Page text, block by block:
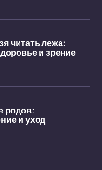
читать лежа:
и зрение
родов:
и уход